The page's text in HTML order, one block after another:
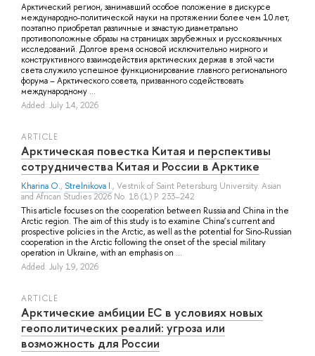
Арктический регион, занимавший особое положение в дискурсе
международно-политической науки на протяжении более чем 10 лет,
поэтапно приобретал различные и зачастую диаметрально
противоположные образы на страницах зарубежных и русскоязычных
исследований. Долгое время основой исключительно мирного и
конструктивного взаимодействия арктических держав в этой части
света служило успешное функционирование главного регионального
форума – Арктического совета, призванного содействовать
международному ...
Added: July 14, 2026
ARTICLE
Арктическая повестка Китая и перспективы
сотрудничества Китая и России в Арктике
Kharina O., Strelnikova I., Vestnik of Saint Petersburg University. Asian
and African Studies 2026 No. 18 (1) P. 233–242
This article focuses on the cooperation between Russia and China in the
Arctic region. The aim of this study is to examine China’s current and
prospective policies in the Arctic, as well as the potential for Sino-Russian
cooperation in the Arctic following the onset of the special military
operation in Ukraine, with an emphasis on ...
Added: July 19, 2026
ARTICLE
Арктические амбиции ЕС в условиях новых
геополитических реалий: угроза или
возможность для России